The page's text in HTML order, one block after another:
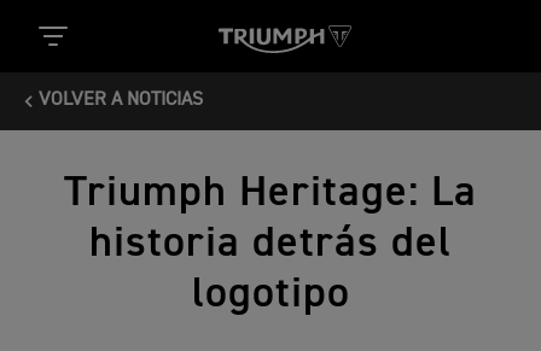
VOLVER A NOTICIAS
Triumph Heritage: La
historia detrás del
logotipo